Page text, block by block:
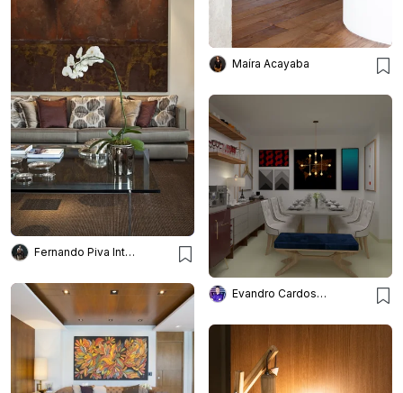
Maíra Acayaba
Fernando Piva Interiores
Evandro Cardoso Arquitetura